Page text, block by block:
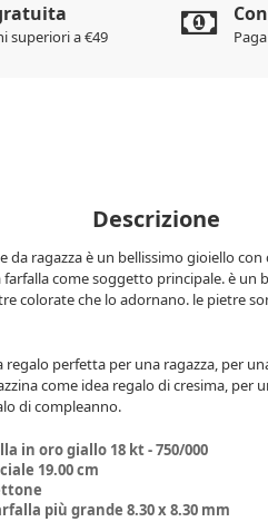
superiori a €49
Descrizione
da ragazza è un bellissimo gioiello
farfalla come soggetto principale. è
colorate che lo adornano. le pietre
perfetta per una ragazza, per
come idea regalo di cresima, per
di compleanno.
in oro giallo 18 kt - 750/000
19.00 cm
più grande 8.30 x 8.30 mm